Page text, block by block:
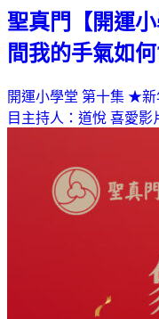
聖真門【開運
間我的手氣如
開運小學堂 第十集 ★
目主持人：道悅 喜愛